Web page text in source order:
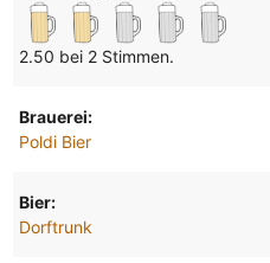
2.50 bei 2 Stimmen.
Brauerei:
Poldi Bier
Bier:
Dorftrunk